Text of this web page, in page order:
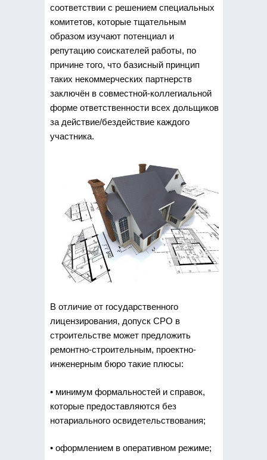
соответствии с решением специальных
комитетов, которые тщательным
образом изучают потенциал и
репутацию соискателей работы, по
причине того, что базисный принцип
таких некоммерческих партнерств
заключён в совместной-коллегиальной
форме ответственности всех дольщиков
за действие/бездействие каждого
участника.
В отличие от государственного
лицензирования, допуск СРО в
строительстве может предложить
ремонтно-строительным, проектно-
инженерным бюро такие плюсы:
• минимум формальностей и справок,
которые предоставляются без
нотариального освидетельствования;
• оформлением в оперативном режиме;